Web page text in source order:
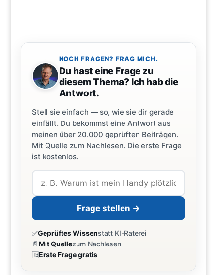
NOCH FRAGEN? FRAG MICH.
Du hast eine Frage zu
diesem Thema? Ich hab die
Antwort.
Stell sie einfach — so, wie sie dir gerade
einfällt. Du bekommst eine Antwort aus
meinen über 20.000 geprüften Beiträgen.
Mit Quelle zum Nachlesen. Die erste Frage
ist kostenlos.
Frage stellen →
✅Geprüftes Wissenstatt KI-Raterei
📄Mit Quellezum Nachlesen
🆓Erste Frage gratis